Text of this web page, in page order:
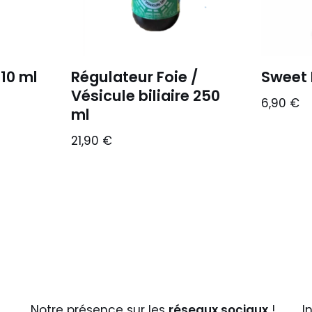
ml
Régulateur Foie /
Vésicule biliaire 250
ml
21,90 €
Sweet
6,90 €